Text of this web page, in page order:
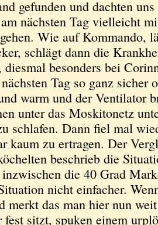
gefunden und dachten
nächsten Tag vielleicht
Wie auf Kommando,
schlägt dann die
diesmal besonders bei
Tag so ganz sicher
warm und der Ventilator
unter das Moskitonetz
schlafen. Dann fiel mal
kaum zu ertragen. Der
beschrieb die
die 40 Grad
nicht einfacher.
merkt das man hier nun
sitzt, spuken einem